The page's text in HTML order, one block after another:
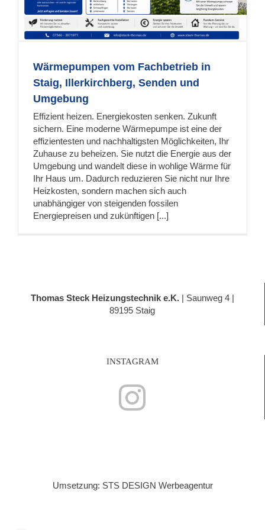
Wärmepumpen vom Fachbetrieb in
Staig, Illerkirchberg, Senden und
Umgebung
Effizient heizen. Energiekosten senken. Zukunft
sichern. Eine moderne Wärmepumpe ist eine der
effizientesten und nachhaltigsten Möglichkeiten, Ihr
Zuhause zu beheizen. Sie nutzt die Energie aus der
Umgebung und wandelt diese in wohlige Wärme für
Ihr Haus um. Dadurch reduzieren Sie nicht nur Ihre
Heizkosten, sondern machen sich auch
unabhängiger von steigenden fossilen
Energiepreisen und zukünftigen [...]
Thomas Steck Heizungstechnik e.K. | Saunweg 4 |
89195 Staig
INSTAGRAM
Umsetzung: STS DESIGN Werbeagentur